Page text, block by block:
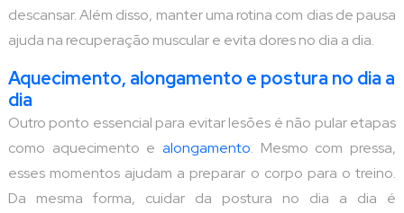
descansar. Além disso, manter uma rotina com dias de pausa
ajuda na recuperação muscular e evita dores no dia a dia.
Aquecimento, alongamento e postura no dia a
dia
Outro ponto essencial para evitar lesões é não pular etapas
como aquecimento e alongamento. Mesmo com pressa,
esses momentos ajudam a preparar o corpo para o treino.
Da mesma forma, cuidar da postura no dia a dia é